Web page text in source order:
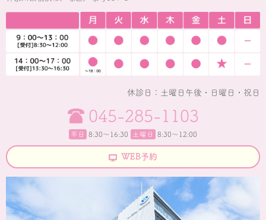
休診日：土曜日午後・日曜日・祝日
045-285-1103
平日 8:30〜16:30 土曜日 8:30～12:00
WEB予約